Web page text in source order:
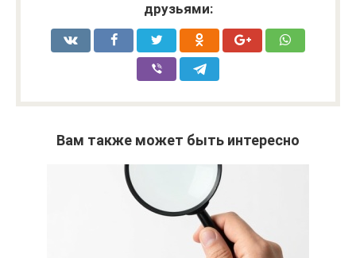
друзьями:
Вам также может быть интересно